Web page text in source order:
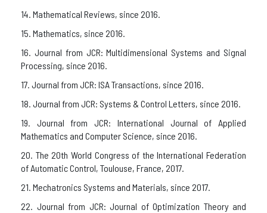
14. Mathematical Reviews, since 2016.
15. Mathematics, since 2016.
16. Journal from JCR: Multidimensional Systems and Signal
Processing, since 2016.
17. Journal from JCR: ISA Transactions, since 2016.
18. Journal from JCR: Systems & Control Letters, since 2016.
19. Journal from JCR: International Journal of Applied
Mathematics and Computer Science, since 2016.
20. The 20th World Congress of the International Federation
of Automatic Control, Toulouse, France, 2017.
21. Mechatronics Systems and Materials, since 2017.
22. Journal from JCR: Journal of Optimization Theory and